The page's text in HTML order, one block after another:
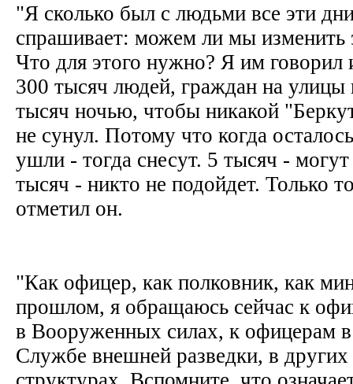
"Я сколько был с людьми все эти
спрашивает: можем ли мы изменить
Что для этого нужно? Я им говорил
300 тысяч людей, граждан на
тысяч ночью, чтобы никакой
не сунул. Потому что когда
ушли - тогда снесут. 5 тысяч -
тысяч - никто не подойдет. Только
отметил он.
"Как офицер, как полковник, как
прошлом, я обращаюсь сейчас к
в Вооруженных силах, к офицерам
Службе внешней разведки, в